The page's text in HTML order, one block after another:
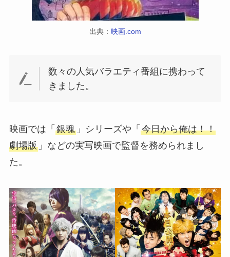
出典： 映画.com
数々の人気バラエティ番組に携わって
きました。
映画では「 銀魂」シリーズや「 今日から俺は！！
劇場版」などの実写映画で監督を務められまし
た。